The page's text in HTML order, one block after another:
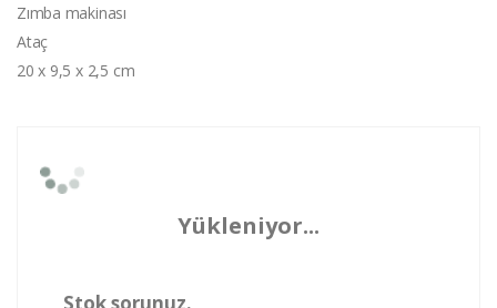
Zımba makinası
Ataç
20 x 9,5 x 2,5 cm
Yükleniyor...